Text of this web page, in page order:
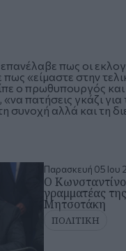
πως οι
«είμαστε στην
ο πρωθυπουργός
πατήσεις γκάζι για
συνοχή αλλά και τη
Παρασκευή 05 Ιου
Ο
γραμματέας
Μητσοτάκη
ΠΟΛΙΤΙΚΗ